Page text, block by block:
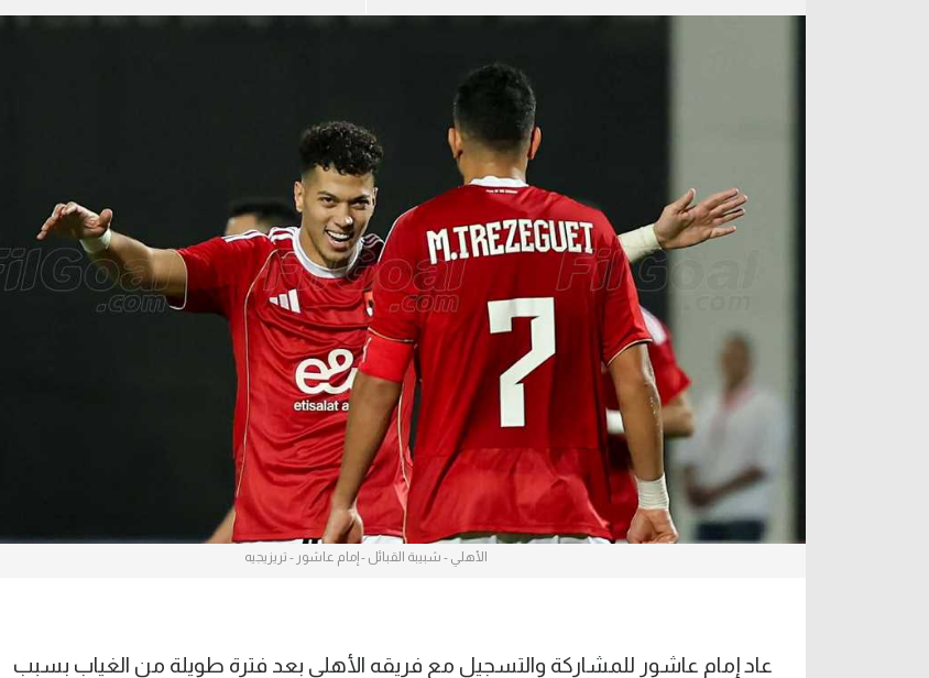
دوري أبطال أوروبا
دوري أبطال إفريقيا
كل البطولات
آسيا
الأهلي - شبيبة القبائل - إمام عاشور - تريزيجيه
عاد إمام عاشور للمشاركة والتسجيل مع فريقه الأهلي بعد فترة طويلة من الغياب بسبب